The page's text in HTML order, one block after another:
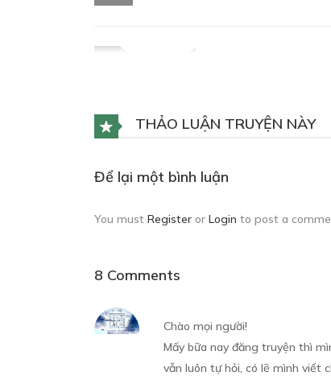
13/11/2023
QUYỂN 01 - CHƯƠNG 06:
14/11/2023
THẢO LUẬN TRUYỆN NÀY
Để lại một bình luận
You must Register or Login to post a
8 Comments
Chào mọi người!
Mấy bữa nay đăng truyện thì
vẫn luôn tự hỏi, có lẽ mình viết